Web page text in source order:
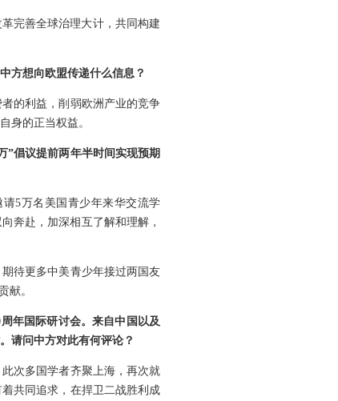
完善全球治理大计，共同构建
方想向欧盟传递什么信息？
的利益，削弱欧洲产业的竞争
身的正当权益。
”倡议提前两年半时间实现预期
5万名美国青少年来华交流学
奔赴，加深相互了解和理解，
待更多中美青少年接过两国友
献。
年国际研讨会。来自中国以及
请问中方对此有何评论？
次多国学者齐聚上海，再次就
共同追求，在捍卫二战胜利成